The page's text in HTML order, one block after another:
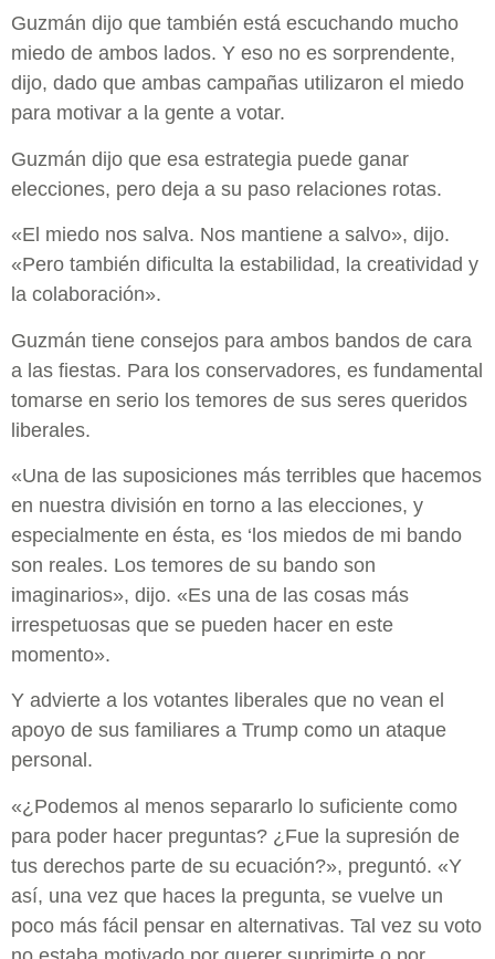
Guzmán dijo que también está escuchando mucho
miedo de ambos lados. Y eso no es sorprendente,
dijo, dado que ambas campañas utilizaron el miedo
para motivar a la gente a votar.
Guzmán dijo que esa estrategia puede ganar
elecciones, pero deja a su paso relaciones rotas.
«El miedo nos salva. Nos mantiene a salvo», dijo.
«Pero también dificulta la estabilidad, la creatividad y
la colaboración».
Guzmán tiene consejos para ambos bandos de cara
a las fiestas. Para los conservadores, es fundamental
tomarse en serio los temores de sus seres queridos
liberales.
«Una de las suposiciones más terribles que hacemos
en nuestra división en torno a las elecciones, y
especialmente en ésta, es ‘los miedos de mi bando
son reales. Los temores de su bando son
imaginarios», dijo. «Es una de las cosas más
irrespetuosas que se pueden hacer en este
momento».
Y advierte a los votantes liberales que no vean el
apoyo de sus familiares a Trump como un ataque
personal.
«¿Podemos al menos separarlo lo suficiente como
para poder hacer preguntas? ¿Fue la supresión de
tus derechos parte de su ecuación?», preguntó. «Y
así, una vez que haces la pregunta, se vuelve un
poco más fácil pensar en alternativas. Tal vez su voto